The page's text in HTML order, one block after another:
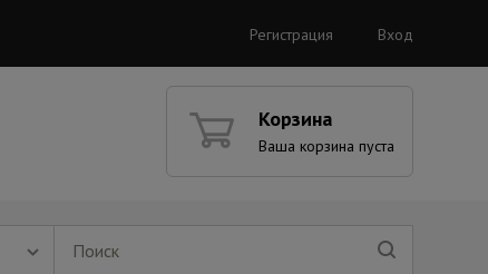
Регистрация Вход
Корзина
Ваша корзина пуста